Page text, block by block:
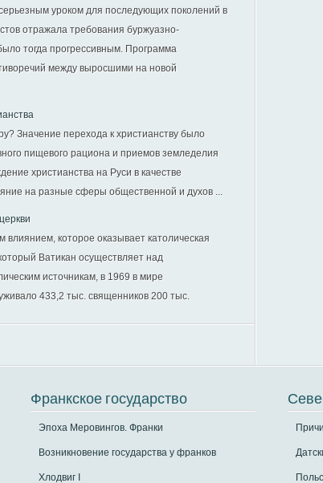
уроком для последующих поколений в
отражала требования буржуазно-
тогда прогрессивным. Программа
между выросшими на новой
Значение перехода к христианству было
пищевого рациона и приемов земледелия
христианства на Руси в качестве
на разные сферы общественной и духов ...
которое оказывает католическая
Ватикан осуществляет над
источникам, в 1969 в мире
433,2 тыс. священников 200 тыс.
Франкское государство
Эпоха Меровингов. Франки
Возникновение государства у франков
Хлодвиг I